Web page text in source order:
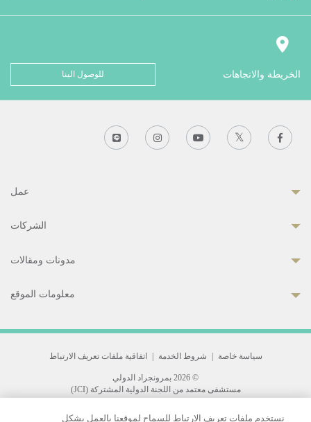
الخريطة والاتجاهات للوصول الينا
عمل
الشركات
مدونات ومقالات
معلومات الموقع
سياسة خاصة شروط الخدمة اتفاقية ملفات تعريف الارتباط
© 2026 بمرونجراد الدولي
مستشفى معتمد من اللجنة الدولية المشتركة (JCI)
33 Sukhumvit 3, Wattana, Bangkok 10110 Thailand.
نستخدم ملفات تعريف الارتباط للسماح لموقعنا بالعمل بشكل